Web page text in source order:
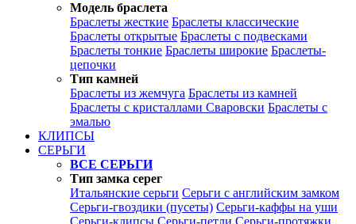
Модель браслета
Браслеты жесткие Браслеты классические
Браслеты открытые Браслеты с подвесками
Браслеты тонкие Браслеты широкие Браслеты-
цепочки
Тип камней
Браслеты из жемчуга Браслеты из камней
Браслеты с кристаллами Сваровски Браслеты с
эмалью
КЛИПСЫ
СЕРЬГИ
ВСЕ СЕРЬГИ
Тип замка серег
Итальянские серьги Серьги с английским замком
Серьги-гвоздики (пусеты) Серьги-каффы на уши
Серьги-клипсы Серьги-петли Серьги-протяжки